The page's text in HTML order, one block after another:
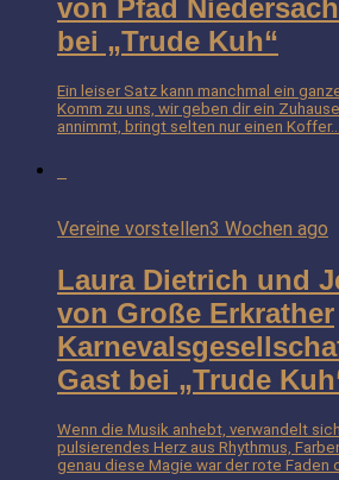
von Pfad
bei „Trude Kuh“
Ein leiser Satz kann manchmal ein
Komm zu uns, wir geben dir ein
annimmt, bringt selten nur einen Koffer...
Vereine vorstellen3 Wochen ago
Laura Dietrich und
von Große Erkrather
Gast bei „Trude
Wenn die Musik anhebt, verwandelt
pulsierendes Herz aus Rhythmus,
genau diese Magie war der rote Faden